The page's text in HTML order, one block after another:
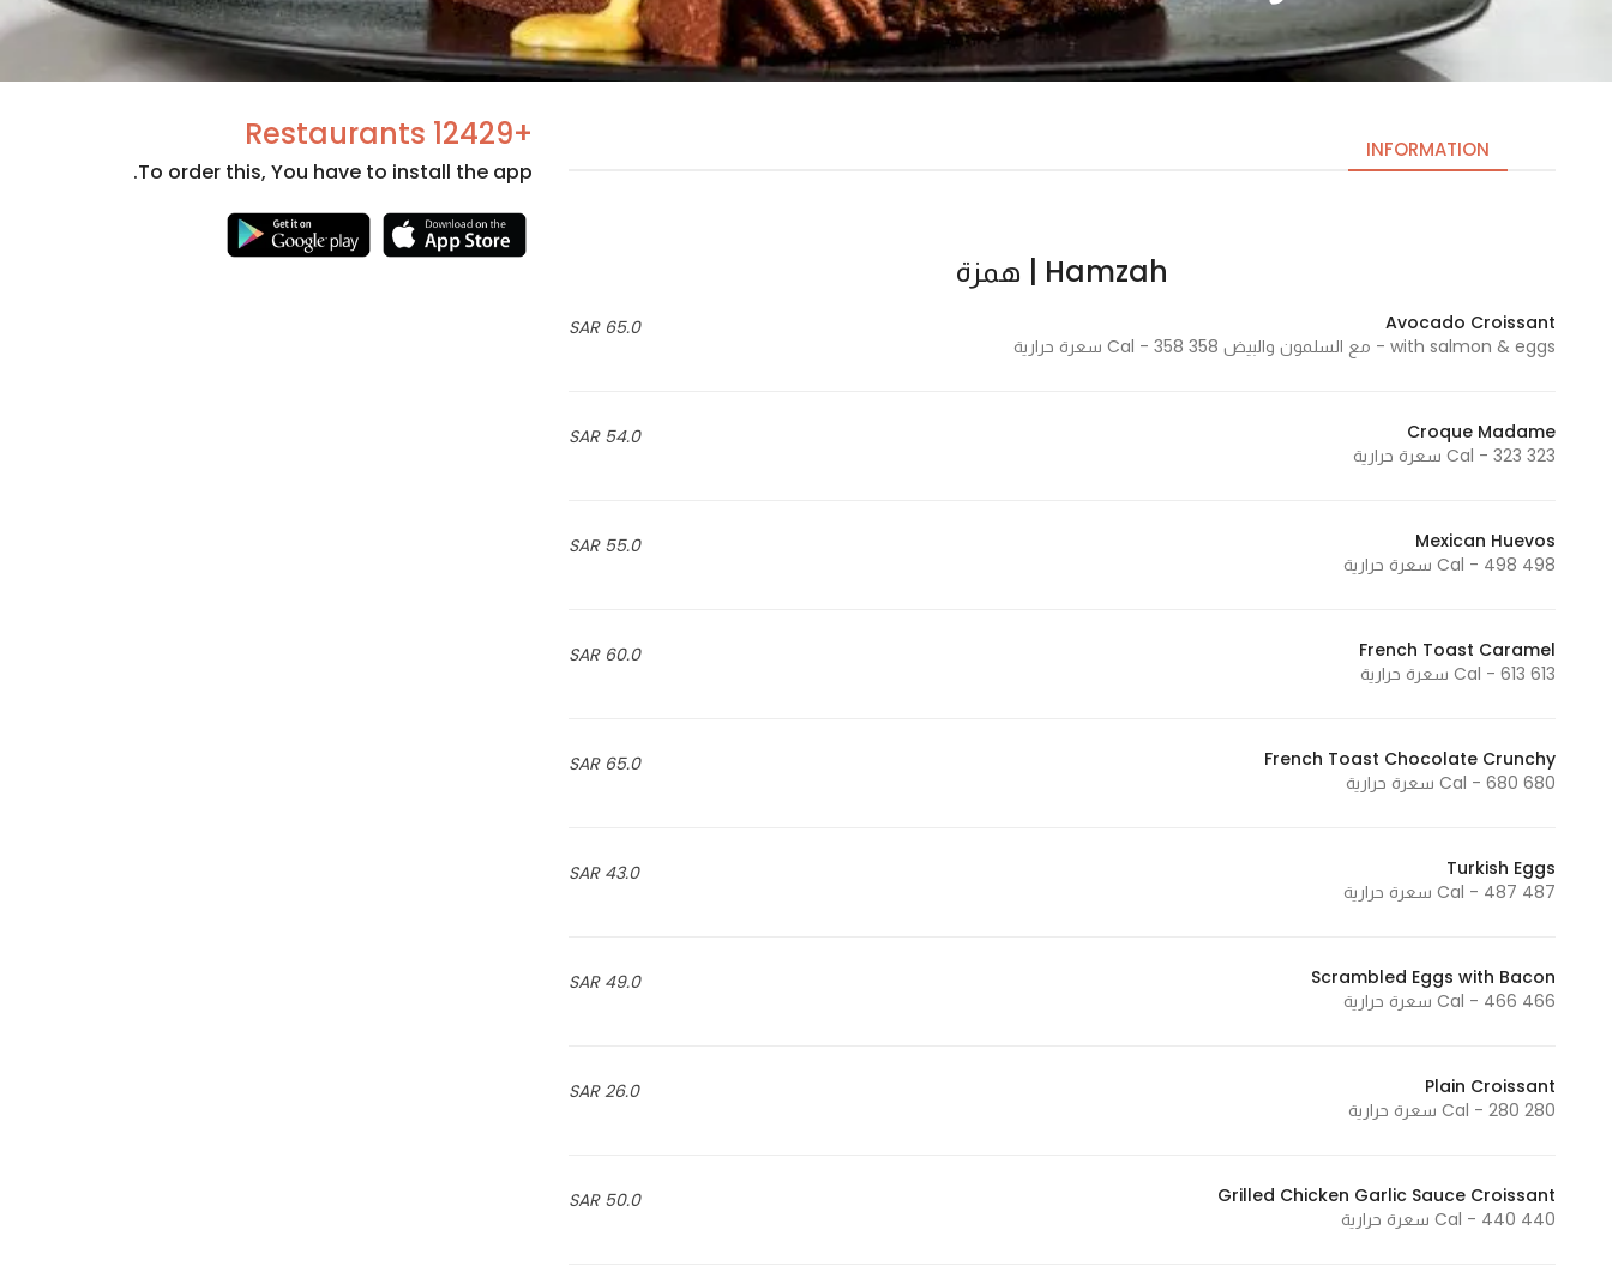
INFORMATION
Hamzah | همزة
65.0 SAR
Avocado Croissant
with salmon & eggs - مع السلمون والبيض 358 Cal - 358 سعرة حرارية
54.0 SAR
Croque Madame
323 Cal - 323 سعرة حرارية
55.0 SAR
Mexican Huevos
498 Cal - 498 سعرة حرارية
60.0 SAR
French Toast Caramel
613 Cal - 613 سعرة حرارية
65.0 SAR
French Toast Chocolate Crunchy
680 Cal - 680 سعرة حرارية
43.0 SAR
Turkish Eggs
487 Cal - 487 سعرة حرارية
49.0 SAR
Scrambled Eggs with Bacon
466 Cal - 466 سعرة حرارية
26.0 SAR
Plain Croissant
280 Cal - 280 سعرة حرارية
50.0 SAR
Grilled Chicken Garlic Sauce Croissant
440 Cal - 440 سعرة حرارية
+12429 Restaurants
To order this, You have to install the app.
cookies
are not
needed
function.
In order for
us to
website's
structure,
based on
used.
In order for
as well as
possible